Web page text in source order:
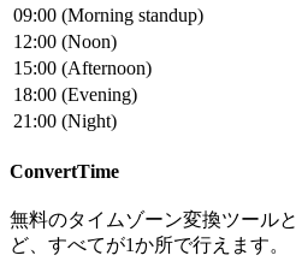
09:00 (Morning standup)
12:00 (Noon)
15:00 (Afternoon)
18:00 (Evening)
21:00 (Night)
ConvertTime
無料のタイムゾーン変換ツール
ど、すべてが1か所で行えます。